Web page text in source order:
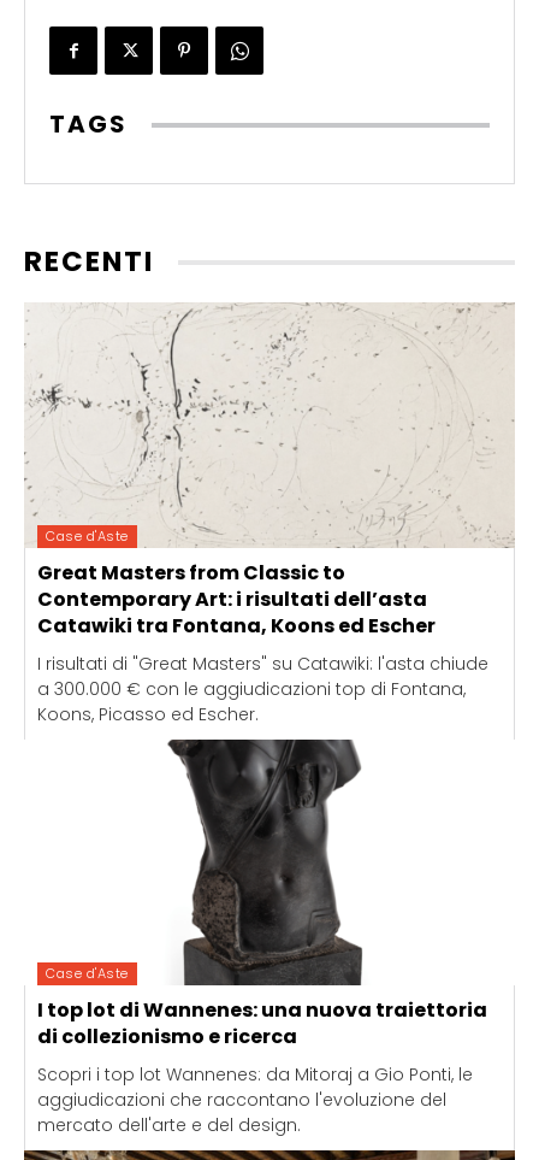
TAGS
RECENTI
Case d'Aste
Great Masters from Classic to
Contemporary Art: i risultati dell’asta
Catawiki tra Fontana, Koons ed Escher
I risultati di "Great Masters" su Catawiki: l'asta chiude
a 300.000 € con le aggiudicazioni top di Fontana,
Koons, Picasso ed Escher.
Case d'Aste
I top lot di Wannenes: una nuova traiettoria
di collezionismo e ricerca
Scopri i top lot Wannenes: da Mitoraj a Gio Ponti, le
aggiudicazioni che raccontano l'evoluzione del
mercato dell'arte e del design.